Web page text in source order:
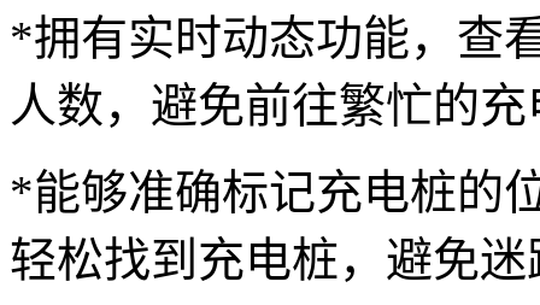
*拥有实时动态功能，查
人数，避免前往繁忙的
*能够准确标记充电桩的
轻松找到充电桩，避免